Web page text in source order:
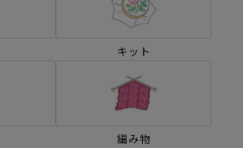
キット
編み物